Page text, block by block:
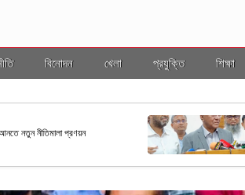
বিনোদন খেলা প্রযুক্তি শিক্ষা
আনতে নতুন নীতিমালা প্রণয়ন